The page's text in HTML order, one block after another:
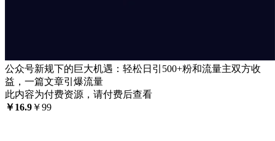
公众号新规下的巨大机遇：轻松日引500+粉和流量主双方收
益，一篇文章引爆流量
此内容为付费资源，请付费后查看
￥16.9 ￥99